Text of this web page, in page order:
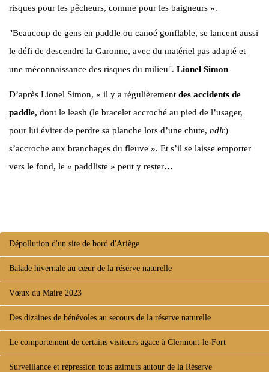
risques pour les pêcheurs, comme pour les baigneurs ».
"Beaucoup de gens en paddle ou canoé gonflable, se lancent aussi
le défi de descendre la Garonne, avec du matériel pas adapté et
une méconnaissance des risques du milieu". Lionel Simon
D’après Lionel Simon, « il y a régulièrement des accidents de
paddle, dont le leash (le bracelet accroché au pied de l’usager,
pour lui éviter de perdre sa planche lors d’une chute, ndlr)
s’accroche aux branchages du fleuve ». Et s’il se laisse emporter
vers le fond, le « paddliste » peut y rester…
Dépollution d'un site de bord d'Ariège
Balade hivernale au cœur de la réserve naturelle
Vœux du Maire 2023
Des dizaines de bénévoles au secours de la réserve naturelle
Le comportement de certains visiteurs agace à Clermont-le-Fort
Surveillance et répression tous azimuts autour de la Réserve